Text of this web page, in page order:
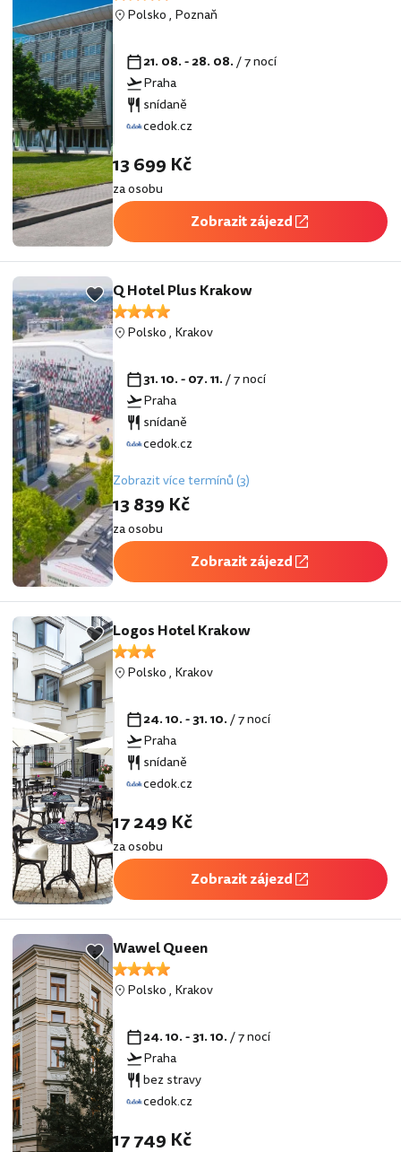
Polsko, Poznaň
21. 08. - 28. 08./ 7 nocí
Praha
snídaně
cedok.cz
13 699 Kč
za osobu
Zobrazit zájezd
Q Hotel Plus Krakow
Polsko, Krakov
31. 10. - 07. 11./ 7 nocí
Praha
snídaně
cedok.cz
Zobrazit více termínů (3)
13 839 Kč
za osobu
Zobrazit zájezd
Logos Hotel Krakow
Polsko, Krakov
24. 10. - 31. 10./ 7 nocí
Praha
snídaně
cedok.cz
17 249 Kč
za osobu
Zobrazit zájezd
Wawel Queen
Polsko, Krakov
24. 10. - 31. 10./ 7 nocí
Praha
bez stravy
cedok.cz
17 749 Kč